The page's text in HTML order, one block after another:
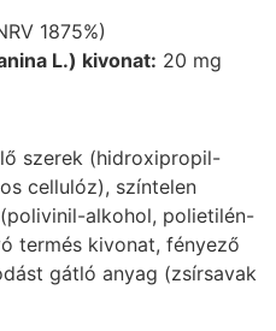
1875%)
L.) kivonat: 20 mg
szerek (hidroxipropil-
cellulóz), színtelen
alkohol, polietilén-
termés kivonat, fényező
gátló anyag (zsírsavak